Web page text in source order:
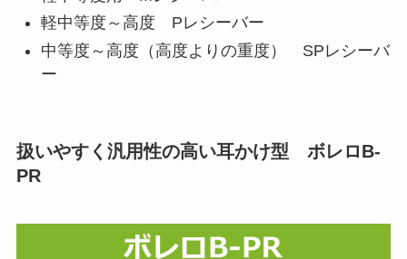
軽中等度～高度 Pレシーバー
中等度～高度（高度よりの重度） SPレシーバ
ー
扱いやすく汎用性の高い耳かけ型 ボレロB-
PR